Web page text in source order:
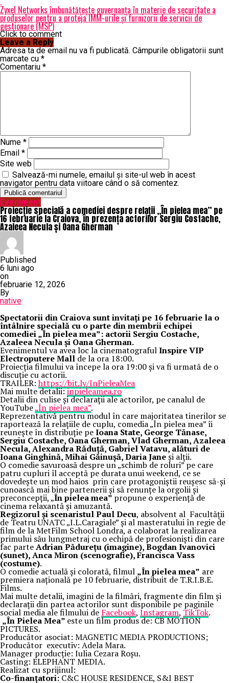
Zyxel Networks îmbunătățește guvernanța în materie de securitate a
produselor pentru a proteja IMM-urile și furnizorii de servicii de
gestionare (MSP)
Click to comment
Leave a Reply
Adresa ta de email nu va fi publicată. Câmpurile obligatorii sunt
marcate cu *
Comentariu *
Nume *
Email *
Site web
Salvează-mi numele, emailul și site-ul web în acest
navigator pentru data viitoare când o să comentez.
Eveniment
Proiecție specială a comediei despre relații „În pielea mea” pe
16 februarie la Craiova, în prezența actorilor Sergiu Costache,
Azaleea Necula și Oana Gherman
Published
6 luni ago
on
februarie 12, 2026
By
native
Spectatorii din Craiova sunt invitați pe 16 februarie la o
întâlnire specială cu o parte din membrii echipei
comediei „În pielea mea”: actorii Sergiu Costache,
Azaleea Necula și Oana Gherman.
Evenimentul va avea loc la cinematografulInspire VIP
Electroputere Mall de la ora 18:00.
Proiecția filmului va începe la ora 19:00 și va fi urmată de o
discuție cu actorii.
TRAILER:https://bit.ly/InPieleaMea
Mai multe detalii:inpieleamea.ro
Detalii din culise și declarații ale actorilor, pe canalul de
YouTube„În pielea mea”.
Reprezentativă pentru modul în care majoritatea tinerilor se
raportează la relațiile de cuplu, comedia „În pielea mea” îi
reunește în distribuție peIoana State, George Tănase,
Sergiu Costache, Oana Gherman, Vlad Gherman, Azaleea
Necula, Alexandra Răduță, Gabriel Vatavu, alături de
Ioana Ginghină, Mihai Găinușă, Daria Janeși alții.
O comedie savuroasă despre un „schimb de roluri” pe care
patru cupluri îl acceptă pe durata unui weekend, ce se
dovedește un mod haios prin care protagoniștii reușesc să-și
cunoască mai bine partenerii și să renunțe la orgolii și
preconcepții, „În pielea mea” propune o experiență de
cinema relaxantă și amuzantă.
Regizorul și scenaristul Paul Decu, absolvent al Facultății
de Teatru UNATC „I.L.Caragiale” și al masteratului în regie de
film de la MetFilm School Londra, a colaborat la realizarea
primului său lungmetraj cu o echipă de profesioniști din care
fac parteAdrian Pădurețu (imagine), Bogdan Ivanovici
(sunet), Anca Miron (scenografie), Francisca Vass
(costume).
O comedie actuală și colorată, filmul „În pielea mea” are
premiera națională pe 10 februarie, distribuit de T.R.I.B.E.
Films.
Mai multe detalii, imagini de la filmări, fragmente din film și
declarații din partea actorilor sunt disponibile pe paginile
social media ale filmului de Facebook, Instagram, TikTok.
„În Pielea Mea” este un film produs de: CB MOTION
PICTURES.
Producător asociat: MAGNETIC MEDIA PRODUCTIONS;
Producător executiv: Adela Mara.
Manager producție: Iulia Cezara Roșu.
Casting: ELEPHANT MEDIA.
Realizat cu sprijinul:
Co-finanțatori: C&C HOUSE RESIDENCE, S&I BEST